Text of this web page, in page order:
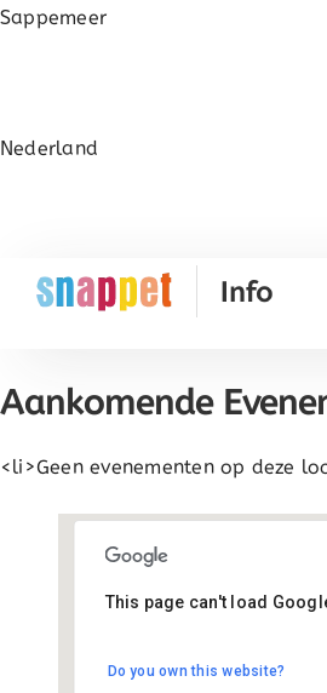
Sappemeer
Nederland
Werken met Snappet
Aankomende
<li>Geen evenementen op deze
St Antoniusschool
Middenstraat 27-A -
This page can't load
Do you own this website?